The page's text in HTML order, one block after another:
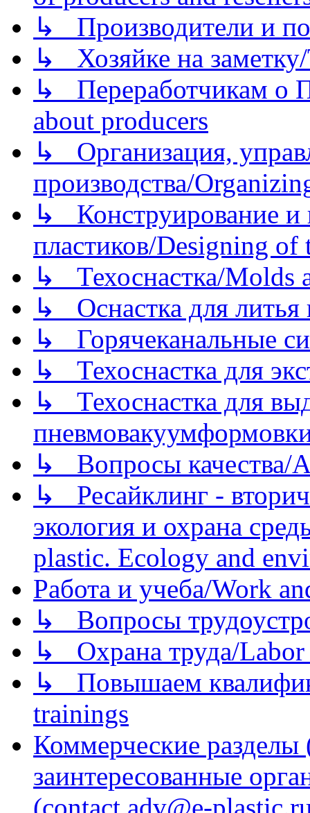
↳ Производители и
↳ Хозяйке на
↳ Переработчикам о
about producers
↳ Организация,
производства/
↳ Конструирование и
пластиков/Designing of
↳ Техоснастка/Molds
↳ Оснастка для литья
↳ Горячеканальные
↳ Техоснастка для
↳ Техоснастка для
↳ Вопросы качества/
↳ Ресайклинг -
экология и охрана
plastic. Ecology and
Работа и учеба/Work
↳ Вопросы
↳ Охрана труда/Labor
↳ Повышаем
trainings
Коммерческие
заинтересованные
(contact adv@e-